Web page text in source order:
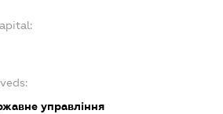
управління